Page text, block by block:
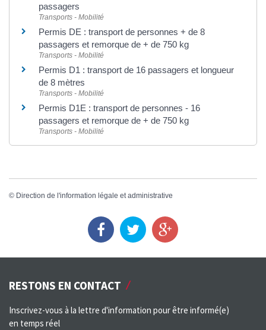
passagers
Transports - Mobilité
Permis DE : transport de personnes + de 8
passagers et remorque de + de 750 kg
Transports - Mobilité
Permis D1 : transport de 16 passagers et longueur
de 8 mètres
Transports - Mobilité
Permis D1E : transport de personnes - 16
passagers et remorque de + de 750 kg
Transports - Mobilité
© Direction de l'information légale et administrative
RESTONS EN CONTACT
Inscrivez-vous à la lettre d'information pour être informé(e)
en temps réel